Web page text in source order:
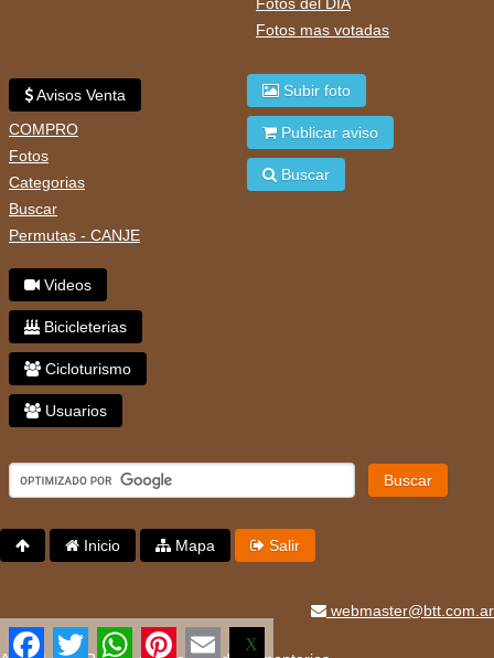
Fotos mas votadas
Avisos Venta
COMPRO
Fotos
Categorias
Buscar
Permutas - CANJE
Videos
Bicicleterias
Cicloturismo
Usuarios
Subir foto
Publicar aviso
Buscar
Buscar
Inicio Mapa Salir
webmaster@btt.com.ar
Facebook
Twitter WhatsApp
PinterestEmail
X